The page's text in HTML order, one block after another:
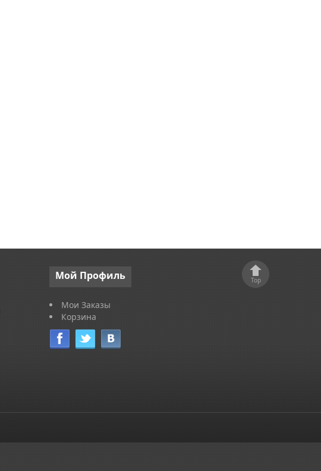
Мой Профиль
Мои Заказы
Корзина
Top